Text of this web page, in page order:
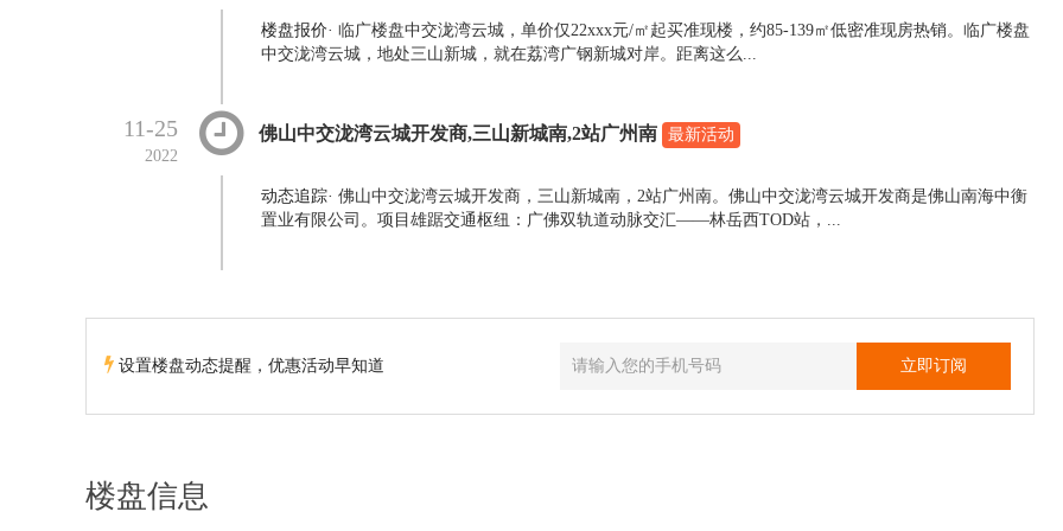
楼盘报价· 临广楼盘中交泷湾云城，单价仅22xxx元/㎡起买准现楼，约85-139㎡低密准现房热销。临广楼盘
中交泷湾云城，地处三山新城，就在荔湾广钢新城对岸。距离这么...
11-25
2022
佛山中交泷湾云城开发商,三山新城南,2站广州南 最新活动
动态追踪· 佛山中交泷湾云城开发商，三山新城南，2站广州南。佛山中交泷湾云城开发商是佛山南海中衡
置业有限公司。项目雄踞交通枢纽：广佛双轨道动脉交汇——林岳西TOD站，...
设置楼盘动态提醒，优惠活动早知道 立即订阅
楼盘信息